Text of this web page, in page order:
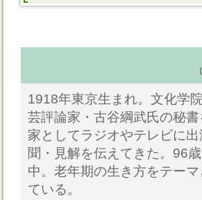
1918年東京生まれ。文化学
芸評論家・古谷綱武氏の秘
家としてラジオやテレビに
聞・見解を伝えてきた。96
中。老年期の生き方をテー
ている。